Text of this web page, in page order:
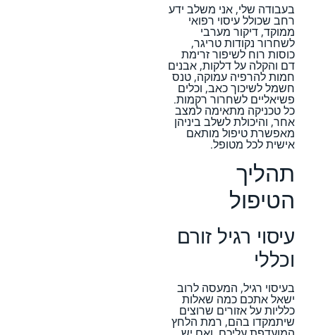
בעבודה שלי, אני משלב ידע
רחב שכולל עיסוי רפואי
ממוקד, דיקור מערבי
לשחרור נקודות טריגר,
כוסות רוח לשיפור זרימת
דם והקלה על דלקות, אבנים
חמות להרפיה עמוקה, טנס
חשמל לשיכוך כאב, וכלים
פשיאליים לשחרור רקמות.
כל טכניקה מתאימה למצב
אחר, והיכולת לשלב ביניהן
מאפשרת טיפול מותאם
אישית לכל מטופל.
תהליך
הטיפול
עיסוי רגיל זורם
וכללי
בעיסוי רגיל, המעסה לרוב
ישאל אתכם כמה שאלות
כלליות על אזורים שרוצים
שיתמקדו בהם, רמת הלחץ